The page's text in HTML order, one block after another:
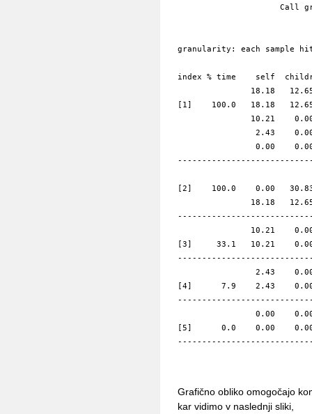
Call graph
granularity: each sample
index % time    self
18.18   12.65
[1]    100.0   18.18
10.21    0.00
2.43    0.00
0.00    0.00
[2]    100.0    0.00
18.18   12.65
10.21    0.00
[3]     33.1   10.21
2.43    0.00
[4]      7.9    2.43
0.00    0.00
[5]      0.0    0.00
Grafično obliko omogočajo
kar vidimo v naslednji sliki,